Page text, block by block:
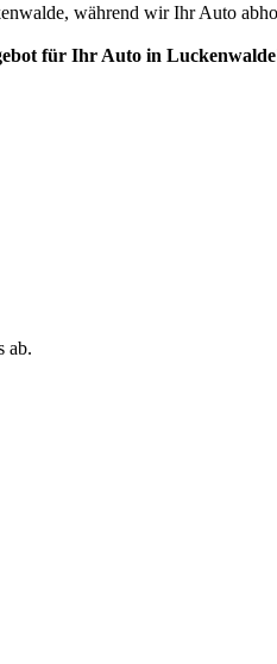
während wir Ihr Auto
für Ihr Auto in
ab.